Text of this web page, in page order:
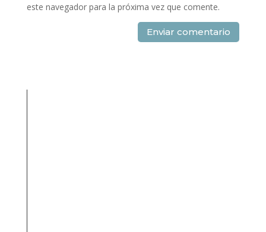
este navegador para la próxima vez que comente.
Enviar comentario